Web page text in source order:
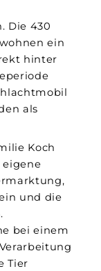
Die 430
ein
hinter
als
Koch
und die
bei einem
Tier